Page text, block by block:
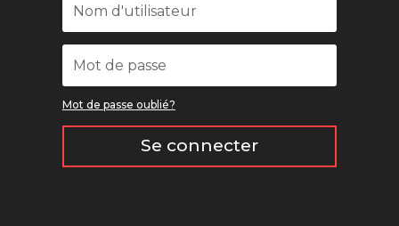
Mot de passe oublié?
Se connecter